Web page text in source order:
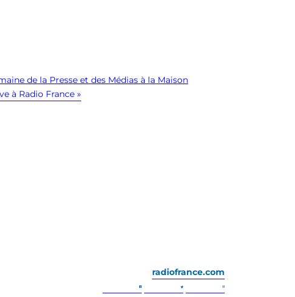
de la Presse et des Médias à la Maison
à Radio France »
radiofrance.com